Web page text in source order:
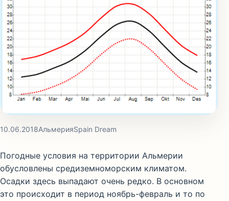
10.06.2018АльмерияSpain Dream
Погодные условия на территории Альмерии
обусловлены средиземноморским климатом.
Осадки здесь выпадают очень редко. В основном
это происходит в период ноябрь-февраль и то по